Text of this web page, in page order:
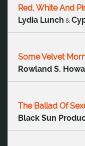
Red, White And
Lydia Lunch &
Some Velvet
Rowland S.
The Ballad Of
Black Sun